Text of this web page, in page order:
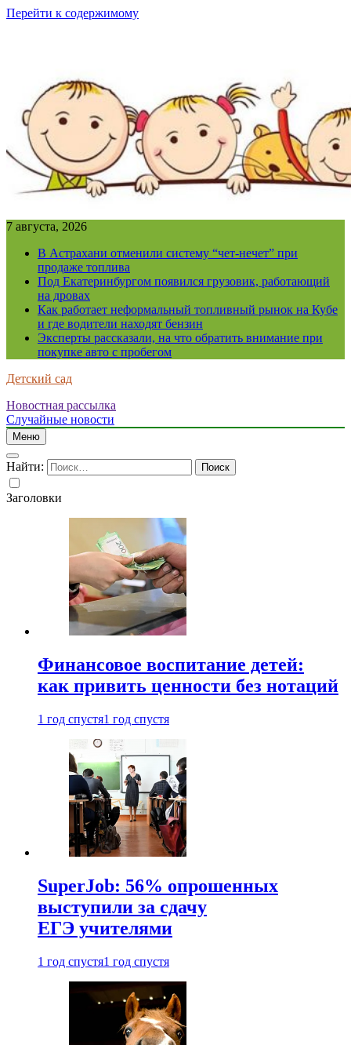
Перейти к содержимому
7 августа, 2026
В Астрахани отменили систему “чет-нечет” при
продаже топлива
Под Екатеринбургом появился грузовик, работающий
на дровах
Как работает неформальный топливный рынок на Кубе
и где водители находят бензин
Эксперты рассказали, на что обратить внимание при
покупке авто с пробегом
Детский сад
Новостная рассылка
Случайные новости
Меню
Найти:
Заголовки
Финансовое воспитание детей:
как привить ценности без нотаций
1 год спустя1 год спустя
SuperJob: 56% опрошенных
выступили за сдачу
ЕГЭ учителями
1 год спустя1 год спустя